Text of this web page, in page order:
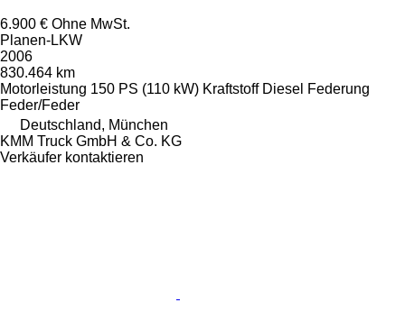
6.900 € Ohne MwSt.
Planen-LKW
2006
830.464 km
Motorleistung 150 PS (110 kW) Kraftstoff Diesel Federung
Feder/Feder
Deutschland, München
KMM Truck GmbH & Co. KG
Verkäufer kontaktieren